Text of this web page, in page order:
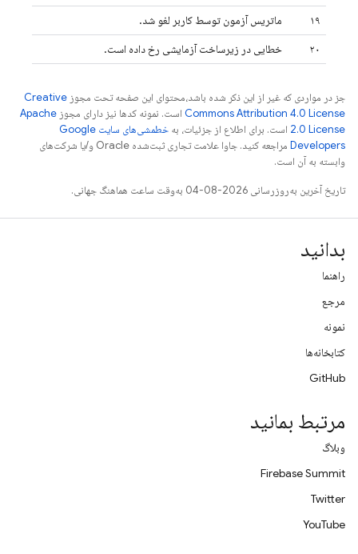
۱۹
ماتریس آزمون توسط کاربر لغو شد.
۲۰
خطایی در زیرساخت آزمایشی رخ داده است.
جز در مواردی که غیر از این ذکر شده باشد،‌محتوای این صفحه تحت مجوز Creative
Commons Attribution 4.0 License است. نمونه کدها نیز دارای مجوز Apache
2.0 License است. برای اطلاع از جزئیات، به
خطمشی‌های سایت Google
Developers‏
مراجعه کنید. جاوا علامت تجاری ثبت‌شده Oracle و/یا شرکت‌های
وابسته به آن است.
تاریخ آخرین به‌روزرسانی 2026-08-04 به‌وقت ساعت هماهنگ جهانی.
بدانید
راهنما
مرجع
نمونه
کتابخانه‌ها
GitHub
مرتبط بمانید
وبلاگ
Firebase Summit
Twitter
YouTube